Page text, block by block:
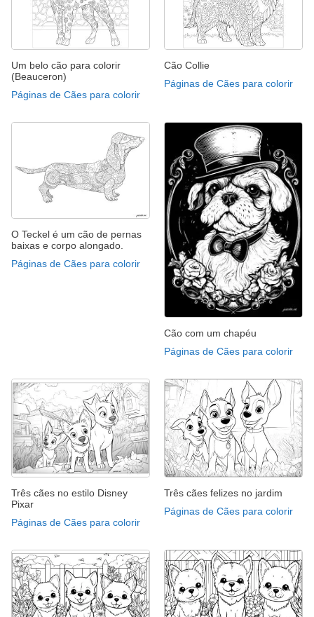
Um belo cão para colorir
(Beauceron)
Páginas de Cães para colorir
Cão Collie
Páginas de Cães para colorir
O Teckel é um cão de pernas
baixas e corpo alongado.
Páginas de Cães para colorir
Cão com um chapéu
Páginas de Cães para colorir
Três cães no estilo Disney
Pixar
Páginas de Cães para colorir
Três cães felizes no jardim
Páginas de Cães para colorir